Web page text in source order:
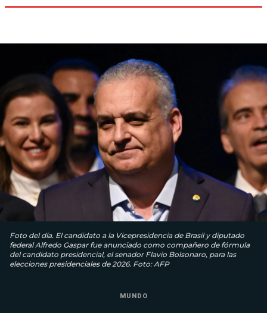
Foto del día. El candidato a la Vicepresidencia de Brasil y diputado
federal Alfredo Gaspar fue anunciado como compañero de fórmula
del candidato presidencial, el senador Flavio Bolsonaro, para las
elecciones presidenciales de 2026. Foto: AFP
MUNDO